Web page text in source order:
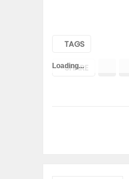
TAGS
SHARE
Loading...